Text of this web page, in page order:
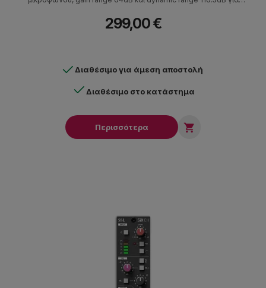
299,00 €
Διαθέσιμο για άμεση αποστολή
Διαθέσιμο στο κατάστημα
Περισσότερα 